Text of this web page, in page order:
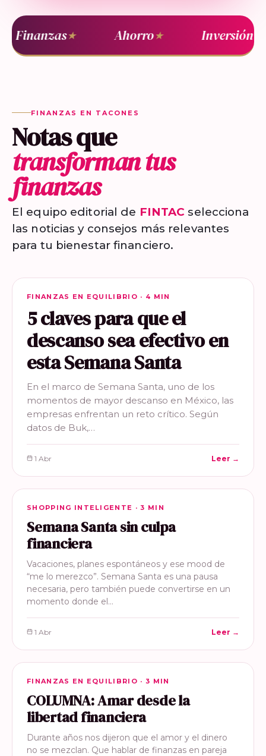
Finanzas★ Ahorro★ Inversión★
FINANZAS EN TACONES
Notas que
transforman tus
finanzas
El equipo editorial de FINTAC selecciona
las noticias y consejos más relevantes
para tu bienestar financiero.
FINANZAS EN EQUILIBRIO
FINANZAS EN EQUILIBRIO · 4 MIN
5 claves para que el
descanso sea efectivo en
esta Semana Santa
En el marco de Semana Santa, uno de los
momentos de mayor descanso en México, las
empresas enfrentan un reto crítico. Según
datos de Buk,…
1 Abr Leer →
SHOPPING INTELIGENTE
SHOPPING INTELIGENTE · 3 MIN
Semana Santa sin culpa
financiera
Vacaciones, planes espontáneos y ese mood de
“me lo merezco”. Semana Santa es una pausa
necesaria, pero también puede convertirse en un
momento donde el…
1 Abr Leer →
FINANZAS EN EQUILIBRIO
FINANZAS EN EQUILIBRIO · 3 MIN
COLUMNA: Amar desde la
libertad financiera
Durante años nos dijeron que el amor y el dinero
no se mezclan. Que hablar de finanzas en pareja